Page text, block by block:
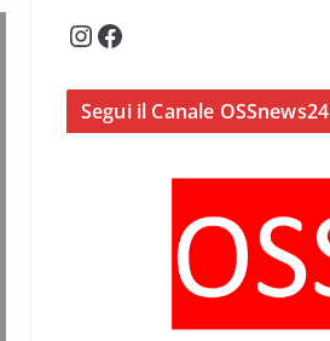
InstagramFacebook
Segui il Canale OSSnews24